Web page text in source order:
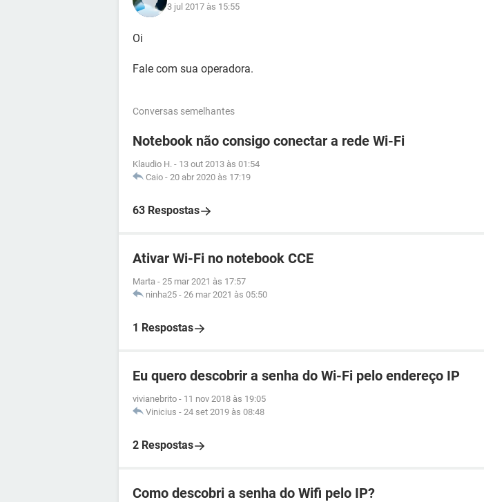
3 jul 2017 às 15:55
Oi
Fale com sua operadora.
Conversas semelhantes
Notebook não consigo conectar a rede Wi-Fi
Klaudio H. - 13 out 2013 às 01:54
Caio - 20 abr 2020 às 17:19
63 Respostas
Ativar Wi-Fi no notebook CCE
Marta - 25 mar 2021 às 17:57
ninha25 - 26 mar 2021 às 05:50
1 Respostas
Eu quero descobrir a senha do Wi-Fi pelo endereço IP
vivianebrito - 11 nov 2018 às 19:05
Vinicius - 24 set 2019 às 08:48
2 Respostas
Como descobri a senha do Wifi pelo IP?